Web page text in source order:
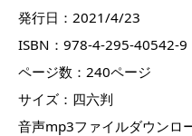
発行日：2021/4/23
ISBN：978-4-295-40542-9
ページ数：240ページ
サイズ：四六判
音声mp3ファイルダウンロ